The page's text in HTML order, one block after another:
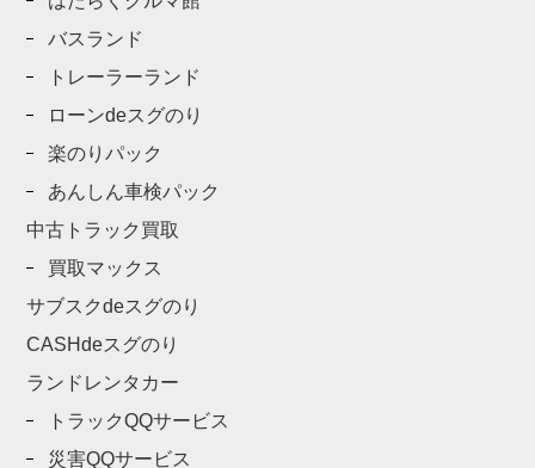
バスランド
トレーラーランド
ローンdeスグのり
楽のりパック
あんしん車検パック
中古トラック買取
買取マックス
サブスクdeスグのり
CASHdeスグのり
ランドレンタカー
トラックQQサービス
災害QQサービス